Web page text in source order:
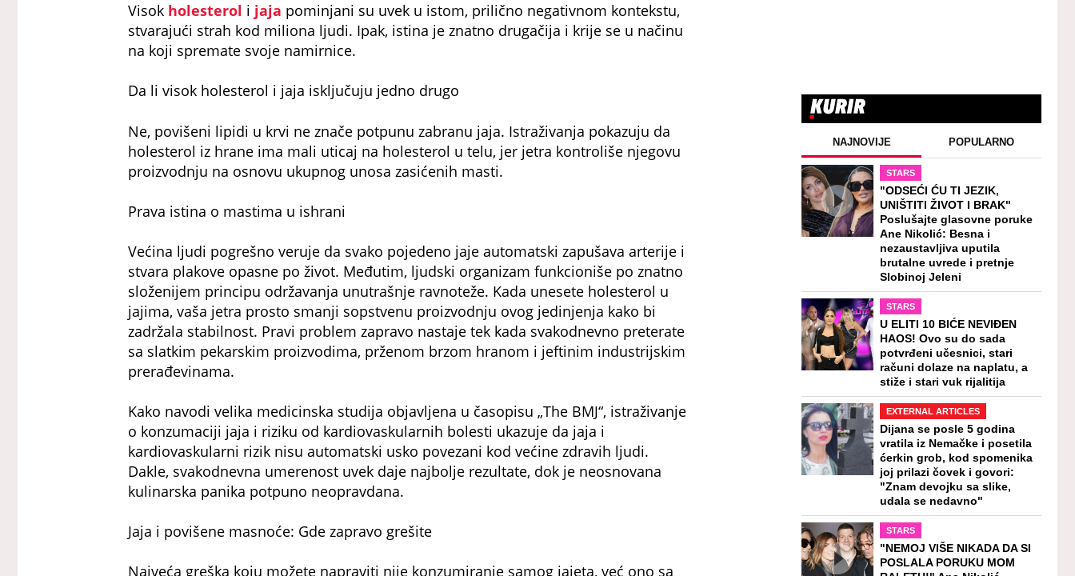
Visok holesterol i jaja pominjani su uvek u istom, prilično negativnom kontekstu,
stvarajući strah kod miliona ljudi. Ipak, istina je znatno drugačija i krije se u načinu
na koji spremate svoje namirnice.
Da li visok holesterol i jaja isključuju jedno drugo
Ne, povišeni lipidi u krvi ne znače potpunu zabranu jaja. Istraživanja pokazuju da
holesterol iz hrane ima mali uticaj na holesterol u telu, jer jetra kontroliše njegovu
proizvodnju na osnovu ukupnog unosa zasićenih masti.
Prava istina o mastima u ishrani
Većina ljudi pogrešno veruje da svako pojedeno jaje automatski zapušava arterije i
stvara plakove opasne po život. Međutim, ljudski organizam funkcioniše po znatno
složenijem principu održavanja unutrašnje ravnoteže. Kada unesete holesterol u
jajima, vaša jetra prosto smanji sopstvenu proizvodnju ovog jedinjenja kako bi
zadržala stabilnost. Pravi problem zapravo nastaje tek kada svakodnevno preterate
sa slatkim pekarskim proizvodima, prženom brzom hranom i jeftinim industrijskim
prerađevinama.
Kako navodi velika medicinska studija objavljena u časopisu „The BMJ“, istraživanje
o konzumaciji jaja i riziku od kardiovaskularnih bolesti ukazuje da jaja i
kardiovaskularni rizik nisu automatski usko povezani kod većine zdravih ljudi.
Dakle, svakodnevna umerenost uvek daje najbolje rezultate, dok je neosnovana
kulinarska panika potpuno neopravdana.
Jaja i povišene masnoće: Gde zapravo grešite
Najveća greška koju možete napraviti nije konzumiranje samog jajeta, već ono sa
NAJNOVIJE POPULARNO
STARS
"ODSEĆI ĆU TI JEZIK,
UNIŠTITI ŽIVOT I BRAK"
Poslušajte glasovne poruke
Ane Nikolić: Besna i
nezaustavljiva uputila
brutalne uvrede i pretnje
Slobinoj Jeleni
STARS
U ELITI 10 BIĆE NEVIĐEN
HAOS! Ovo su do sada
potvrđeni učesnici, stari
računi dolaze na naplatu, a
stiže i stari vuk rijalitija
EXTERNAL ARTICLES
Dijana se posle 5 godina
vratila iz Nemačke i posetila
ćerkin grob, kod spomenika
joj prilazi čovek i govori:
"Znam devojku sa slike,
udala se nedavno"
STARS
"NEMOJ VIŠE NIKADA DA SI
POSLALA PORUKU MOM